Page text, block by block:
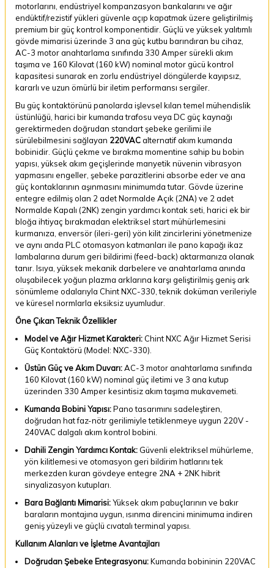
motorlarını, endüstriyel kompanzasyon bankalarını ve ağır
endüktif/rezistif yükleri güvenle açıp kapatmak üzere geliştirilmiş
premium bir güç kontrol komponentidir. Güçlü ve yüksek yalıtımlı
gövde mimarisi üzerinde 3 ana güç kutbu barındıran bu cihaz,
AC-3 motor anahtarlama sınıfında 330 Amper sürekli akım
taşıma ve 160 Kilovat (160 kW) nominal motor gücü kontrol
kapasitesi sunarak en zorlu endüstriyel döngülerde kayıpsız,
kararlı ve uzun ömürlü bir iletim performansı sergiler.
Bu güç kontaktörünü panolarda işlevsel kılan temel mühendislik
üstünlüğü, harici bir kumanda trafosu veya DC güç kaynağı
gerektirmeden doğrudan standart şebeke gerilimi ile
sürülebilmesini sağlayan 220VACalternatif akım kumanda
bobinidir. Güçlü çekme ve bırakma momentine sahip bu bobin
yapısı, yüksek akım geçişlerinde manyetik nüvenin vibrasyon
yapmasını engeller, şebeke parazitlerini absorbe eder ve ana
güç kontaklarının aşınmasını minimumda tutar. Gövde üzerine
entegre edilmiş olan 2 adet Normalde Açık (2NA) ve 2 adet
Normalde Kapalı (2NK) zengin yardımcı kontak seti, harici ek bir
bloğa ihtiyaç bırakmadan elektriksel start mühürlemesini
kurmanıza, enversör (ileri-geri) yön kilit zincirlerini yönetmenize
ve aynı anda PLC otomasyon katmanları ile pano kapağı ikaz
lambalarına durum geri bildirimi (feed-back) aktarmanıza olanak
tanır. Isıya, yüksek mekanik darbelere ve anahtarlama anında
oluşabilecek yoğun plazma arklarına karşı geliştirilmiş geniş ark
sönümleme odalarıyla Chint NXC-330, teknik doküman verileriyle
ve küresel normlarla eksiksiz uyumludur.
Öne Çıkan Teknik Özellikler
Model ve Ağır Hizmet Karakteri: Chint NXC Ağır Hizmet Serisi
Güç Kontaktörü (Model: NXC-330).
Üstün Güç ve Akım Duvarı:AC-3 motor anahtarlama sınıfında
160 Kilovat (160 kW) nominal güç iletimi ve 3 ana kutup
üzerinden 330 Amper kesintisiz akım taşıma mukavemeti.
Kumanda Bobini Yapısı:Pano tasarımını sadeleştiren,
doğrudan hat faz-nötr gerilimiyle tetiklenmeye uygun 220V -
240VAC dalgalı akım kontrol bobini.
Dahili Zengin Yardımcı Kontak: Güvenli elektriksel mühürleme,
yön kilitlemesi ve otomasyon geri bildirim hatlarını tek
merkezden kuran gövdeye entegre 2NA + 2NK hibrit
sinyalizasyon kutupları.
Bara Bağlantı Mimarisi:Yüksek akım pabuçlarının ve bakır
baraların montajına uygun, ısınma direncini minimuma indiren
geniş yüzeyli ve güçlü cıvatalı terminal yapısı.
Kullanım Alanları ve İşletme Avantajları
Doğrudan Şebeke Entegrasyonu:Kumanda bobininin 220VAC